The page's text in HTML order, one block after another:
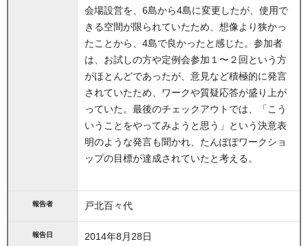
会場設営を、6島から4島に変更したが、使用で
きる空間が限られていたため、想像より狭かっ
たことから、4島で良かったと感じた。参加者
は、お試しの方や定例会参加１〜２回という方
がほとんどであったが、意見など積極的に発言
されていたため、ワークや質疑応答が盛り上が
っていた。最後のチェックアウトでは、「こう
いうことをやってみようと思う」という決意表
明のような発言も聞かれ、たんぽぽワークショ
ップの目標が達成されていたと考える。
報告者 戸北百々代
報告日 2014年8月28日